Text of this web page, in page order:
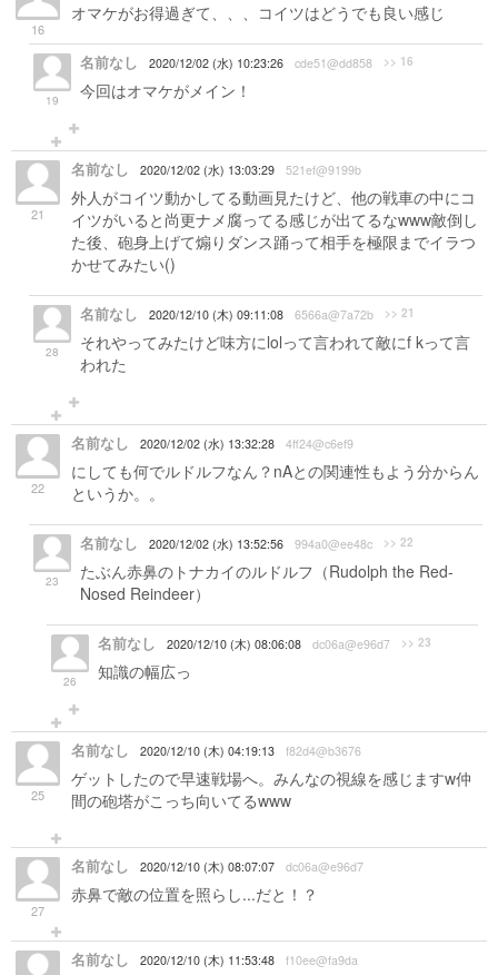
16
オマケがお得過ぎて、、、コイツはどうでも良い感じ
19
名前なし 2020/12/02 (水) 10:23:26 cde51@dd858 >> 16
今回はオマケがメイン！
21
名前なし 2020/12/02 (水) 13:03:29 521ef@9199b
外人がコイツ動かしてる動画見たけど、他の戦車の中にコ
イツがいると尚更ナメ腐ってる感じが出てるなwww敵倒し
た後、砲身上げて煽りダンス踊って相手を極限までイラつ
かせてみたい()
28
名前なし 2020/12/10 (木) 09:11:08 6566a@7a72b >> 21
それやってみたけど味方にlolって言われて敵にf kって言
われた
22
名前なし 2020/12/02 (水) 13:32:28 4ff24@c6ef9
にしても何でルドルフなん？nAとの関連性もよう分からん
というか。。
23
名前なし 2020/12/02 (水) 13:52:56 994a0@ee48c >> 22
たぶん赤鼻のトナカイのルドルフ（Rudolph the Red-
Nosed Reindeer）
26
名前なし 2020/12/10 (木) 08:06:08 dc06a@e96d7 >> 23
知識の幅広っ
25
名前なし 2020/12/10 (木) 04:19:13 f82d4@b3676
ゲットしたので早速戦場へ。みんなの視線を感じますw仲
間の砲塔がこっち向いてるwww
27
名前なし 2020/12/10 (木) 08:07:07 dc06a@e96d7
赤鼻で敵の位置を照らし...だと！？
名前なし 2020/12/10 (木) 11:53:48 f10ee@fa9da